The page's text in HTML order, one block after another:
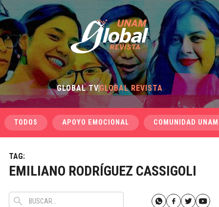
GLOBAL TVGLOBAL REVISTA
TODOS APOYO EMOCIONAL COMUNIDAD UNAM
TAG:
EMILIANO RODRÍGUEZ CASSIGOLI